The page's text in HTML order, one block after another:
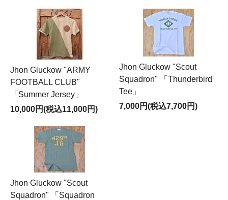
Jhon Gluckow "ARMY
FOOTBALL CLUB"
「Summer Jersey」
10,000円(税込11,000円)
Jhon Gluckow "Scout
Squadron" 「Thunderbird
Tee」
7,000円(税込7,700円)
Jhon Gluckow "Scout
Squadron" 「Squadron